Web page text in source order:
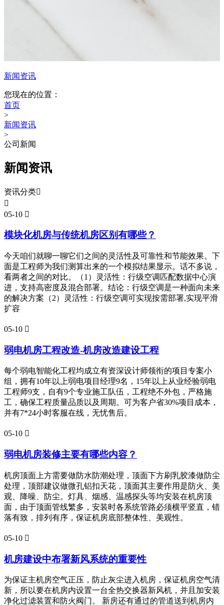
新闻资讯
您现在的位置：
首页
>
新闻资讯
>
公司新闻
新闻资讯
资讯分类

05-10 
模块化机房与传统机房区别有哪些？
今天咱们就聊一聊它们之间的灵活性及可靠性和节能效果。下
面是工程师为我们测算出来的一个模拟结果显示。话不多说，
看两者之间的对比。（1）灵活性：行级空调匹配数据中心演
进，支持高密度及混合部署。结论：行级空调是一种面向未来
的解决方案（2）灵活性：行级空调可实现按需部署,实现平滑
扩容
05-10 
弱电机房工程改造-机房改造建设工程
每个弱电智能化工程均成立有资深设计师领衔的项目专案小
组，拥有10年以上弱电项目经理9名，15年以上从业经验弱电
工程师9支，自有9个专业施工队伍，工程绝不外包，严格施
工，确保工程质量品质以及周期。可为客户省30%项目成本，
并有7*24小时客服在线，无忧售后。
05-10 
弱电机房装修主要有哪些内容？
机房顶面上方需要做防水防潮处理，顶面下方刷乳胶漆做防尘
处理，顶部建议做微孔铝扣天花，顶面其主要作用是防火、美
观、降噪、防尘。灯具、烟感、温感探头等均安装在机房顶
面，由于顶面管线繁多，安装时各系统管路必须横平竖直，错
落有致，排列有序，保证机房底部整体性、美观性。
05-10 
机房建设中布署新风系统的重要性
为保证主机房空气正压，防止灰尘进入机房，保证机房空气清
新，所以要在机房内设置一台全热交换器新风机，并且加安装
净化过滤装置和防火阀门。 新房还有通过的管道送到机房内